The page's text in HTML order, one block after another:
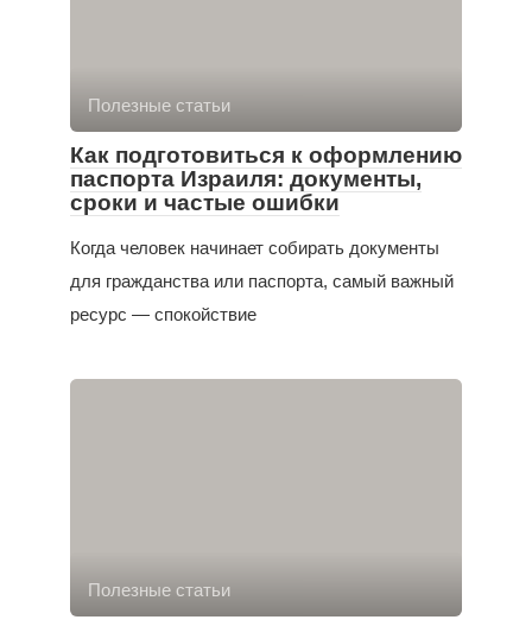
Полезные статьи
Как подготовиться к оформлению
паспорта Израиля: документы,
сроки и частые ошибки
Когда человек начинает собирать документы
для гражданства или паспорта, самый важный
ресурс — спокойствие
Полезные статьи